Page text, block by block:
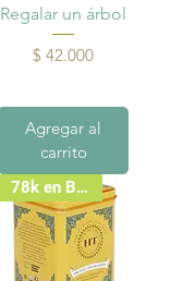
Regalar un árbol
Precio
$ 42.000
Agregar al
carrito
78k en Bodega